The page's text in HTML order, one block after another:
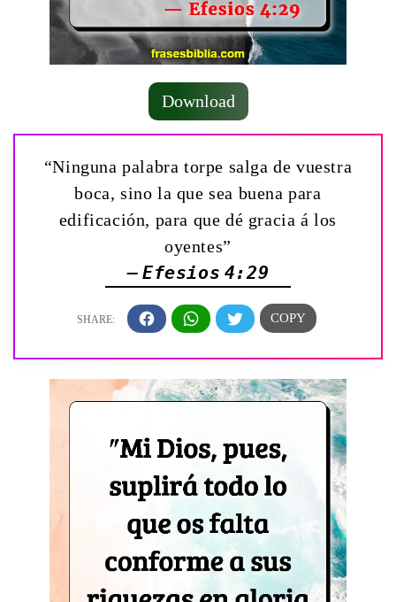
Download
“Ninguna palabra torpe salga de vuestra
boca, sino la que sea buena para
edificación, para que dé gracia á los
oyentes”
— Efesios 4:29